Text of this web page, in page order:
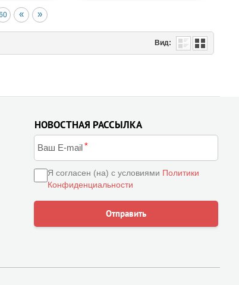
« »
Вид:
НОВОСТНАЯ РАССЫЛКА
Я согласен (на) с условиями Политики
Конфиденциальности